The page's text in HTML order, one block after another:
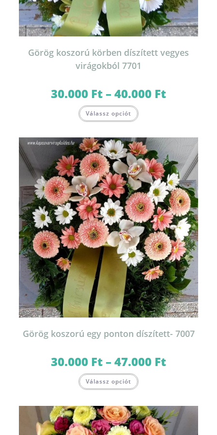
Görög koszorú körben díszített vegyes
virágokból 7701
30.000 Ft–40.000 Ft30.000 Ft
Válassz opciót a
variációja
van.
A
változatok
a
termékoldalon
választhatók
ki
Görög koszorú egy ponton díszített- 7007
30.000 Ft–47.000 Ft30.000 Ft
Válassz opciót a
van.
A
változatok
a